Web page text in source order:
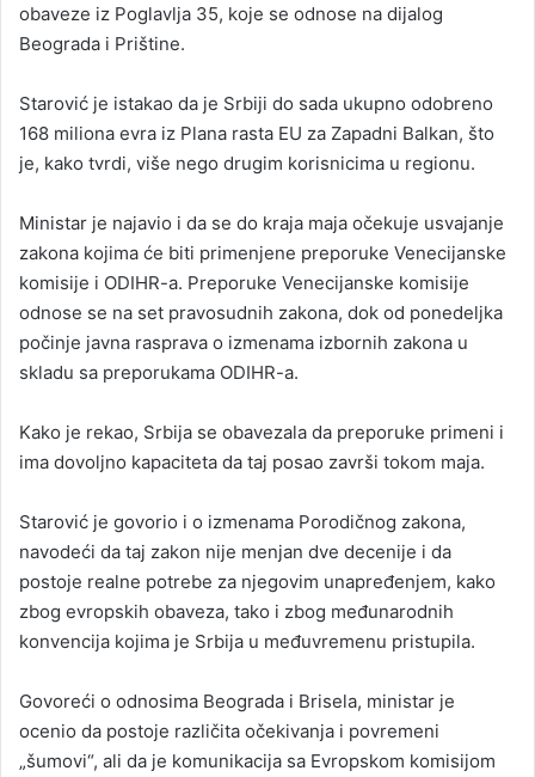
obaveze iz Poglavlja 35, koje se odnose na dijalog
Beograda i Prištine.
Starović je istakao da je Srbiji do sada ukupno odobreno
168 miliona evra iz Plana rasta EU za Zapadni Balkan, što
je, kako tvrdi, više nego drugim korisnicima u regionu.
Ministar je najavio i da se do kraja maja očekuje usvajanje
zakona kojima će biti primenjene preporuke Venecijanske
komisije i ODIHR-a. Preporuke Venecijanske komisije
odnose se na set pravosudnih zakona, dok od ponedeljka
počinje javna rasprava o izmenama izbornih zakona u
skladu sa preporukama ODIHR-a.
Kako je rekao, Srbija se obavezala da preporuke primeni i
ima dovoljno kapaciteta da taj posao završi tokom maja.
Starović je govorio i o izmenama Porodičnog zakona,
navodeći da taj zakon nije menjan dve decenije i da
postoje realne potrebe za njegovim unapređenjem, kako
zbog evropskih obaveza, tako i zbog međunarodnih
konvencija kojima je Srbija u međuvremenu pristupila.
Govoreći o odnosima Beograda i Brisela, ministar je
ocenio da postoje različita očekivanja i povremeni
„šumovi“, ali da je komunikacija sa Evropskom komisijom